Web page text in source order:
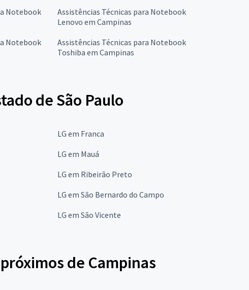
Notebook
Assistências Técnicas para Notebook
Lenovo em Campinas
Notebook
Assistências Técnicas para Notebook
Toshiba em Campinas
de São Paulo
LG em Franca
LG em Mauá
LG em Ribeirão Preto
LG em São Bernardo do Campo
LG em São Vicente
de Campinas